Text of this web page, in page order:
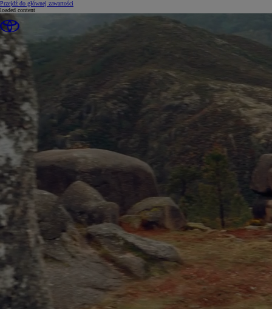
Przejdź do głównej zawartości
loaded content